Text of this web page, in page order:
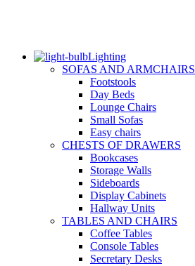
Lighting
SOFAS AND ARMCHAIRS
Footstools
Day Beds
Lounge Chairs
Small Sofas
Easy chairs
CHESTS OF DRAWERS
Bookcases
Storage Walls
Sideboards
Display Cabinets
Hallway Units
TABLES AND CHAIRS
Coffee Tables
Console Tables
Secretary Desks